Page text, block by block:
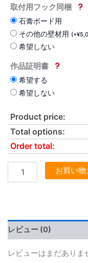
取付用フック同梱
石膏ボード用
その他の壁材用 (+¥
希望しない
作品証明書
希望する
希望しない
Product price:
Total options:
Order total:
お買い
レビュー (0)
レビューはまだありま